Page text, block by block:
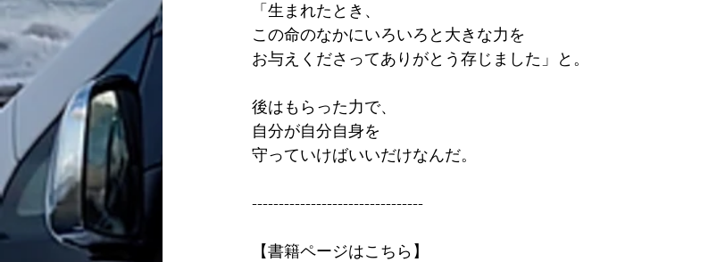
「生まれたとき、
この命のなかにいろいろと大きな力を
お与えくださってありがとう存じました」と。
後はもらった力で、
自分が自分自身を
守っていけばいいだけなんだ。
--------------------------------
【書籍ページはこちら】